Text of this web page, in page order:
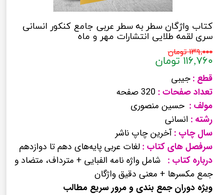
کتاب واژگان سطر به سطر عربی جامع کنکور انسانی
سری لقمه طلایی انتشارات مهر و ماه
۱۳۹,۰۰۰ تومان
۱۱۶,۷۶۰ تومان
قطع :جیبی
تعداد صفحات :
مولف : حسین منصوری
رشته : انسانی
سال چاپ :آخرین چاپ ناشر
سرفصل های کتاب : لغات عربی پایه‌های دهم تا دوازدهم
درباره کتاب : شامل واژه نامه الفبایی + مترداف، متضاد و
جمع مکسرها + معنی دقیق واژگان
ویژه دوران جمع بندی و مرور سریع مطالب